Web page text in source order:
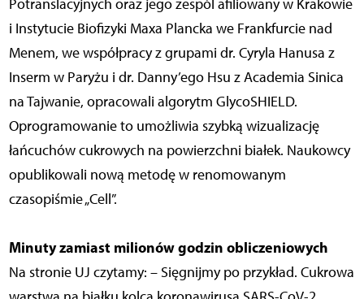
Potranslacyjnych oraz jego zespól afiliowany w Krakowie
i Instytucie Biofizyki Maxa Plancka we Frankfurcie nad
Menem, we współpracy z grupami dr. Cyryla Hanusa z
Inserm w Paryżu i dr. Danny’ego Hsu z Academia Sinica
na Tajwanie, opracowali algorytm GlycoSHIELD.
Oprogramowanie to umożliwia szybką wizualizację
łańcuchów cukrowych na powierzchni białek. Naukowcy
opublikowali nową metodę w renomowanym
czasopiśmie „Cell”.
Minuty zamiast milionów godzin obliczeniowych
Na stronie UJ czytamy: – Sięgnijmy po przykład. Cukrowa